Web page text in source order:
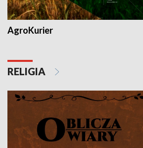
AgroKurier
RELIGIA